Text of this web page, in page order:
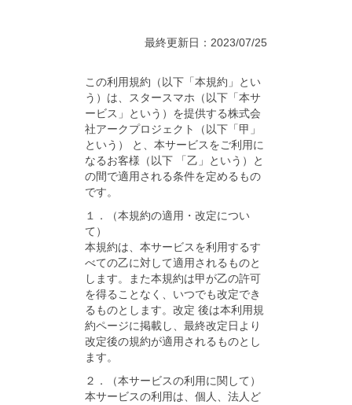
最終更新日：2023/07/25
この利用規約（以下「本規約」とい
う）は、スタースマホ（以下「本サ
ービス」という）を提供する株式会
社アークプロジェクト（以下「甲」
という） と、本サービスをご利用に
なるお客様（以下 「乙」という）と
の間で適用される条件を定めるもの
です。
１．（本規約の適用・改定につい
て）
本規約は、本サービスを利用するす
べての乙に対して適用されるものと
します。また本規約は甲が乙の許可
を得ることなく、いつでも改定でき
るものとします。改定 後は本利用規
約ページに掲載し、最終改定日より
改定後の規約が適用されるものとし
ます。
２．（本サービスの利用に関して）
本サービスの利用は、個人、法人ど